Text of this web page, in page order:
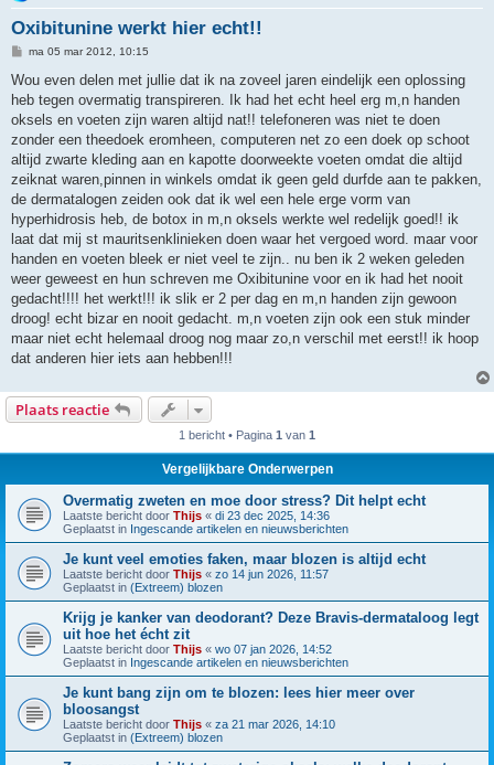
Oxibitunine werkt hier echt!!
B
r
c
h
ma 05 mar 2012, 10:15
Wou even delen met jullie dat ik na zoveel jaren eindelijk een oplossing
heb tegen overmatig transpireren. Ik had het echt heel erg m,n handen
oksels en voeten zijn waren altijd nat!! telefoneren was niet te doen
zonder een theedoek eromheen, computeren net zo een doek op schoot
altijd zwarte kleding aan en kapotte doorweekte voeten omdat die altijd
zeiknat waren,pinnen in winkels omdat ik geen geld durfde aan te pakken,
de dermatalogen zeiden ook dat ik wel een hele erge vorm van
hyperhidrosis heb, de botox in m,n oksels werkte wel redelijk goed!! ik
laat dat mij st mauritsenklinieken doen waar het vergoed word. maar voor
handen en voeten bleek er niet veel te zijn.. nu ben ik 2 weken geleden
weer geweest en hun schreven me Oxibitunine voor en ik had het nooit
gedacht!!!! het werkt!!! ik slik er 2 per dag en m,n handen zijn gewoon
droog! echt bizar en nooit gedacht. m,n voeten zijn ook een stuk minder
maar niet echt helemaal droog nog maar zo,n verschil met eerst!! ik hoop
dat anderen hier iets aan hebben!!!
Plaats reactie
1 bericht • Pagina 1 van 1
Vergelijkbare Onderwerpen
Overmatig zweten en moe door stress? Dit helpt echt
Laatste bericht door Thijs « di 23 dec 2025, 14:36
Geplaatst in Ingescande artikelen en nieuwsberichten
Je kunt veel emoties faken, maar blozen is altijd echt
Laatste bericht door Thijs « zo 14 jun 2026, 11:57
Geplaatst in (Extreem) blozen
Krijg je kanker van deodorant? Deze Bravis-dermataloog legt
uit hoe het écht zit
Laatste bericht door Thijs « wo 07 jan 2026, 14:52
Geplaatst in Ingescande artikelen en nieuwsberichten
Je kunt bang zijn om te blozen: lees hier meer over
bloosangst
Laatste bericht door Thijs « za 21 mar 2026, 14:10
Geplaatst in (Extreem) blozen